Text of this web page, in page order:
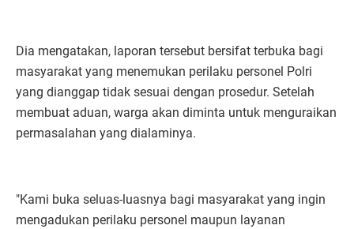
Dia mengatakan, laporan tersebut bersifat terbuka bagi
masyarakat yang menemukan perilaku personel Polri
yang dianggap tidak sesuai dengan prosedur. Setelah
membuat aduan, warga akan diminta untuk menguraikan
permasalahan yang dialaminya.
"Kami buka seluas-luasnya bagi masyarakat yang ingin
mengadukan perilaku personel maupun layanan